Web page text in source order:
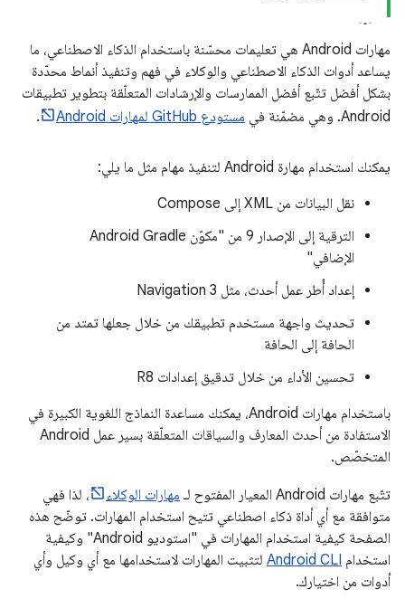
مهارات Android هي تعليمات محسّنة باستخدام الذكاء الاصطناعي، ما
يساعد أدوات الذكاء الاصطناعي والوكلاء في فهم وتنفيذ أنماط محدّدة
بشكل أفضل تتّبع أفضل الممارسات والإرشادات المتعلّقة بتطوير تطبيقات
Android. وهي مضمّنة في
مستودع GitHub لمهارات Android .
يمكنك استخدام مهارة Android لتنفيذ مهام مثل ما يلي:
نقل البيانات من XML إلى Compose
الترقية إلى الإصدار 9 من "مكوّن Android Gradle
الإضافي"
إعداد أُطر عمل أحدث، مثل Navigation 3
تحديث واجهة مستخدم تطبيقك من خلال جعلها تمتد من
الحافة إلى الحافة
تحسين الأداء من خلال تدقيق إعدادات R8
باستخدام مهارات Android، يمكنك مساعدة النماذج اللغوية الكبيرة في
الاستفادة من أحدث المعارف والسياقات المتعلّقة بسير عمل Android
المتخصّص.
تتّبع مهارات Android المعيار المفتوح لـ مهارات الوكلاء
، لذا فهي
متوافقة مع أي أداة ذكاء اصطناعي تتيح استخدام المهارات. توضّح هذه
الصفحة كيفية استخدام المهارات في "استوديو Android" وكيفية
استخدام Android CLI لتثبيت المهارات لاستخدامها مع أي وكيل وأي
أدوات من اختيارك.